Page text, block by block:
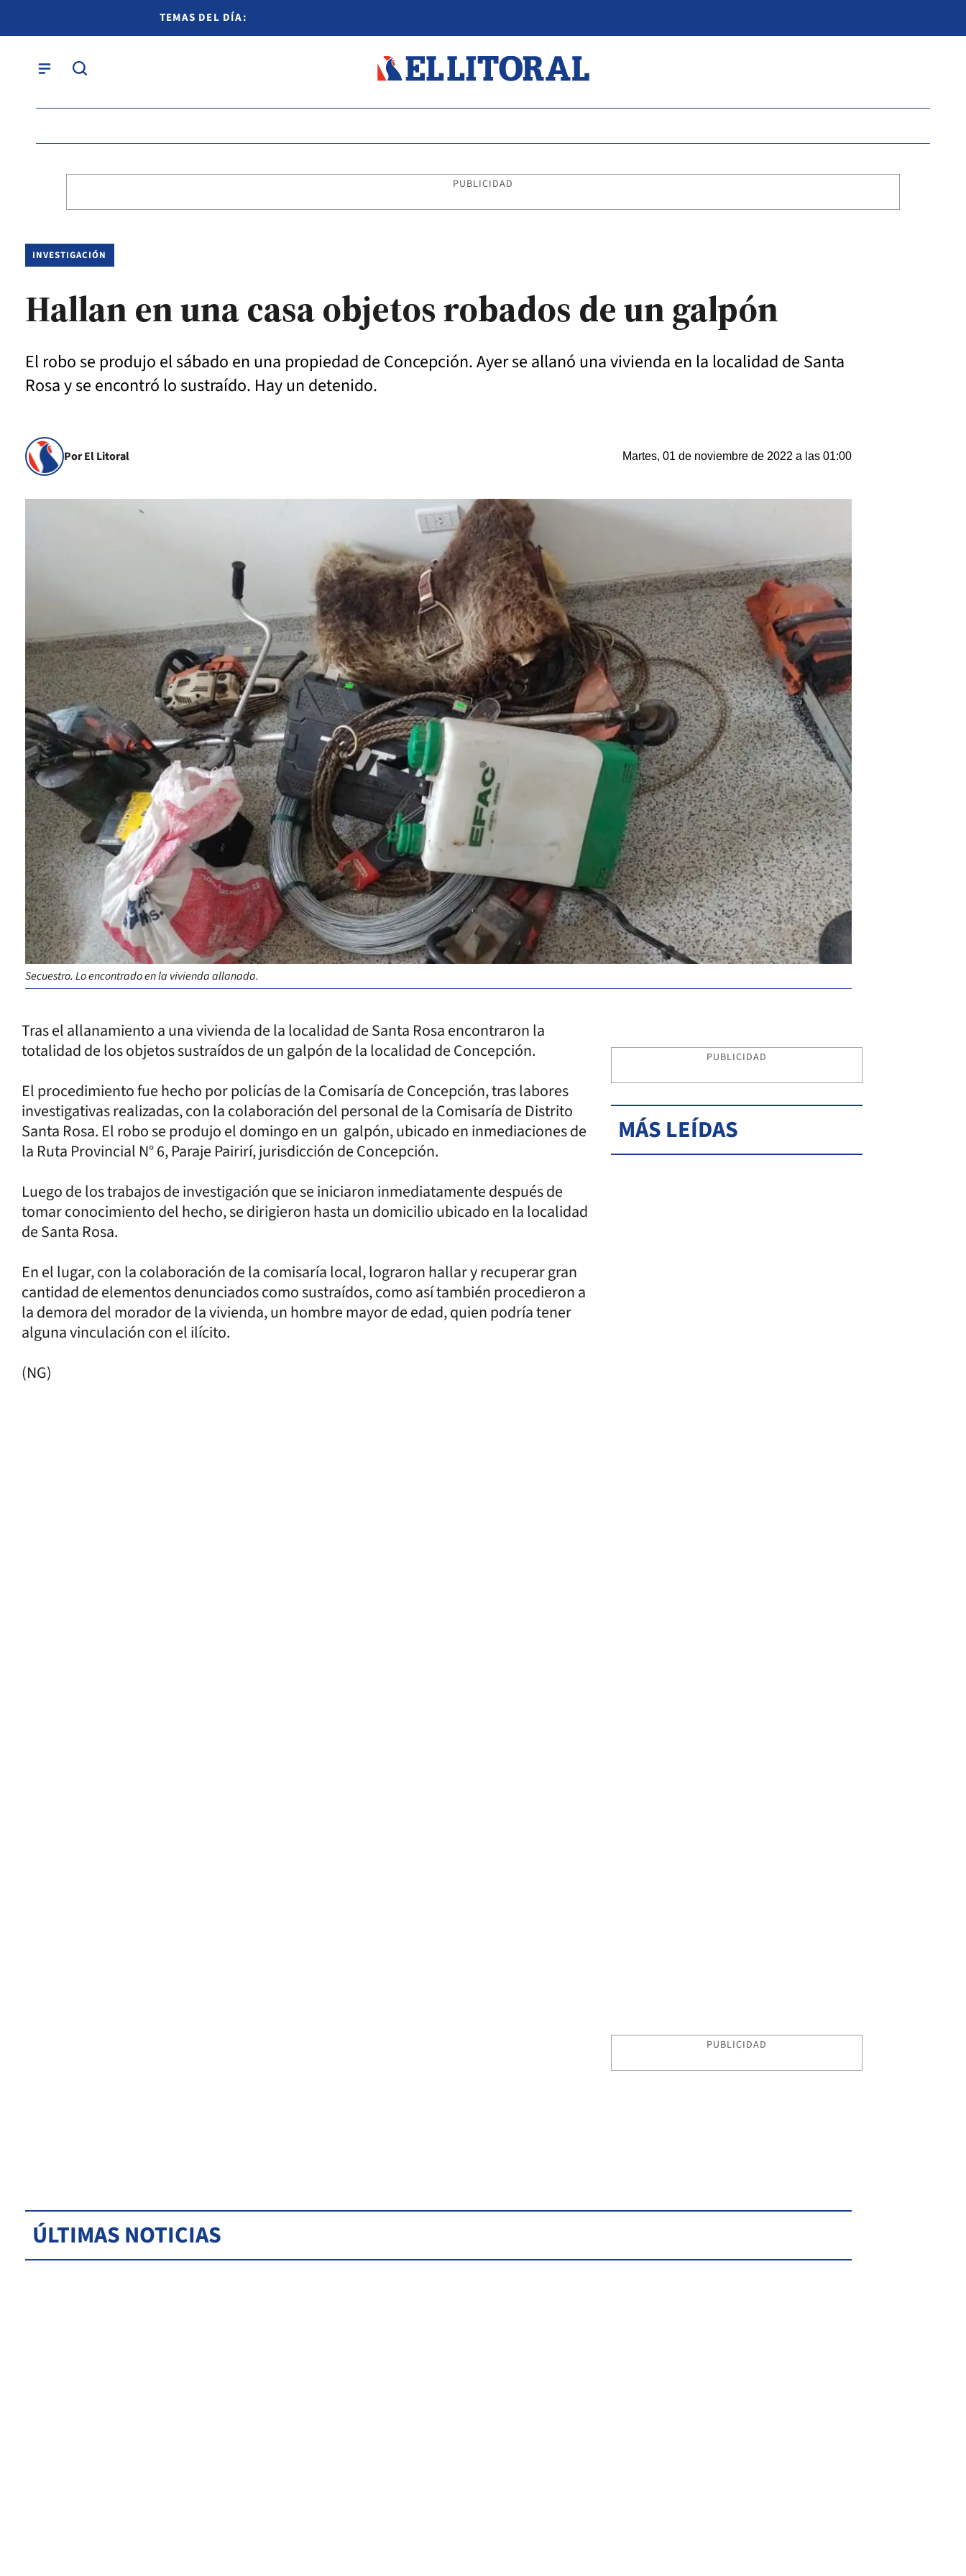
TEMAS DEL DÍA:
PUBLICIDAD
INVESTIGACIÓN
Hallan en una casa objetos robados de un galpón
El robo se produjo el sábado en una propiedad de Concepción. Ayer se allanó una vivienda en la localidad de Santa
Rosa y se encontró lo sustraído. Hay un detenido.
Por El Litoral Martes, 01 de noviembre de 2022 a las 01:00
Secuestro. Lo encontrado en la vivienda allanada.
Tras el allanamiento a una vivienda de la localidad de Santa Rosa encontraron la
totalidad de los objetos sustraídos de un galpón de la localidad de Concepción.
El procedimiento fue hecho por policías de la Comisaría de Concepción, tras labores
investigativas realizadas, con la colaboración del personal de la Comisaría de Distrito
Santa Rosa. El robo se produjo el domingo en un galpón, ubicado en inmediaciones de
la Ruta Provincial N° 6, Paraje Pairirí, jurisdicción de Concepción.
Luego de los trabajos de investigación que se iniciaron inmediatamente después de
tomar conocimiento del hecho, se dirigieron hasta un domicilio ubicado en la localidad
de Santa Rosa.
En el lugar, con la colaboración de la comisaría local, lograron hallar y recuperar gran
cantidad de elementos denunciados como sustraídos, como así también procedieron a
la demora del morador de la vivienda, un hombre mayor de edad, quien podría tener
alguna vinculación con el ilícito.
(NG)
PUBLICIDAD
MÁS LEÍDAS
PUBLICIDAD
ÚLTIMAS NOTICIAS